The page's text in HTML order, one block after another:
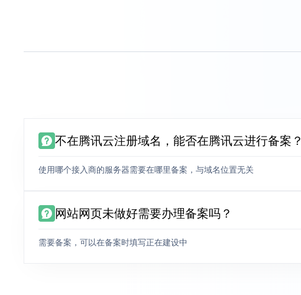
不在腾讯云注册域名，能否在腾讯云进行备案？
使用哪个接入商的服务器需要在哪里备案，与域名位置无关
网站网页未做好需要办理备案吗？
需要备案，可以在备案时填写正在建设中